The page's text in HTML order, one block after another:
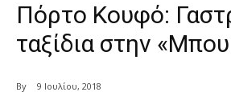
Πόρτο Κουφό:
ταξίδια στην
By 9 Ιουλίου, 2018